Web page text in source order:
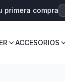
primera compra
ACCESORIOS